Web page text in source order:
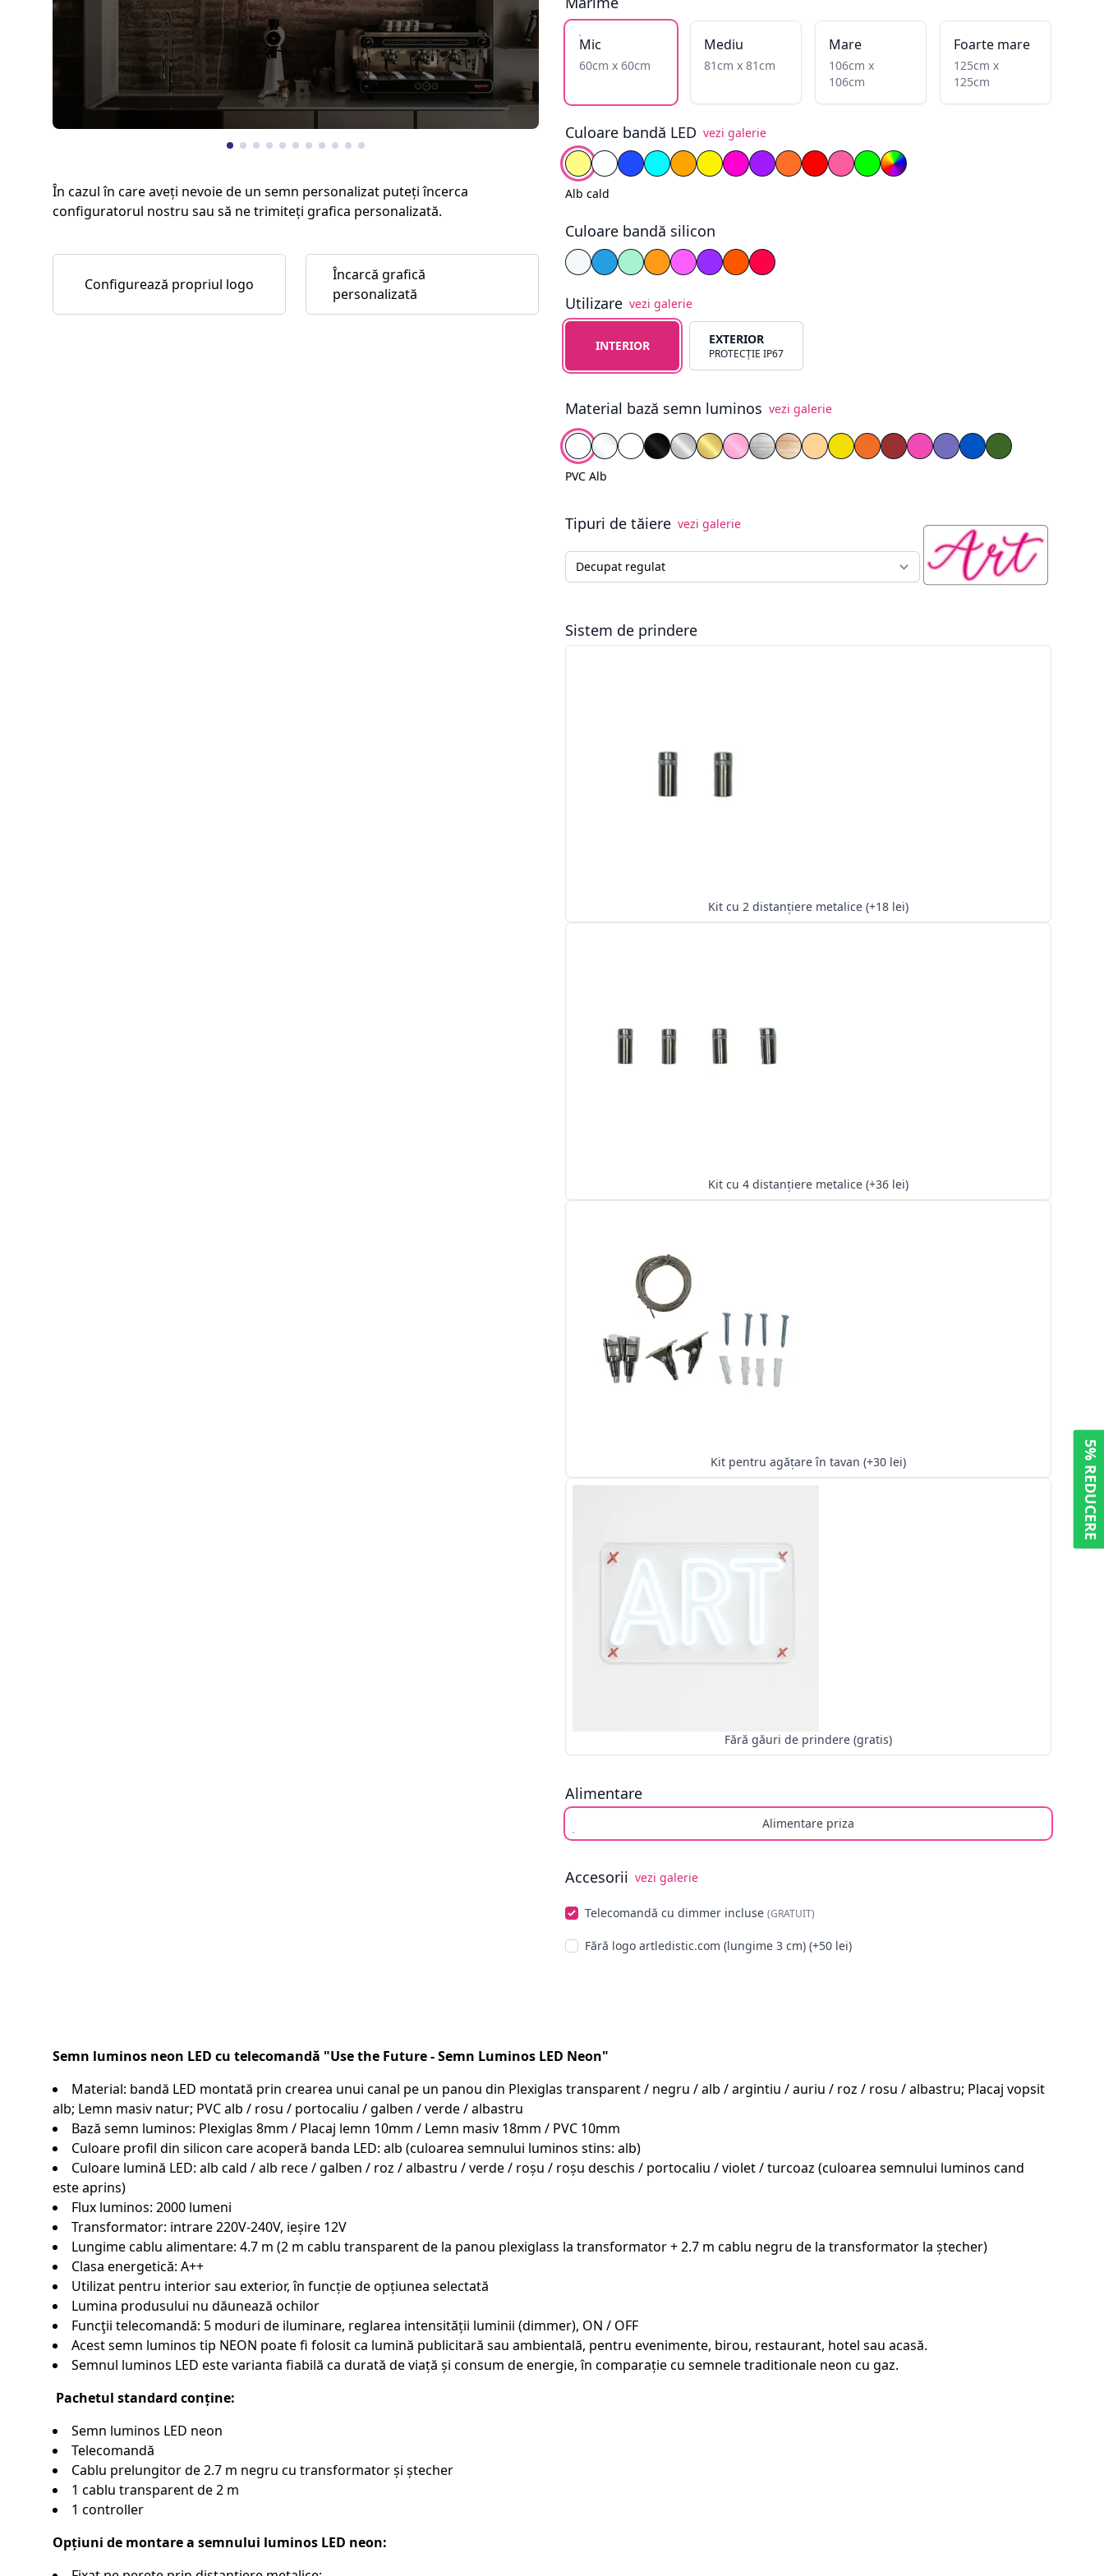
În cazul în care aveți nevoie de un semn personalizat puteți încerca
configuratorul nostru sau să ne trimiteți grafica personalizată.
Configurează propriul logo
Încarcă grafică
personalizată
Mic
60cm x 60cm
Mediu
81cm x 81cm
Mare
106cm x
106cm
Foarte mare
125cm x
125cm
Culoare bandă LED vezi galerie
Alege culoare
Alb caldAlb receAlbastru
Cyan Galben înflăcărat
Galben lemon
Magenta
Mov Portocaliu
Roșu Roz deschis
Verde
RGB
Alb cald
Culoare bandă silicon
Alege culoare silicon
Alb Albastru
Cyan GalbenMagenta
Mov Portocaliu
Roșu
Utilizare vezi galerie
Alege tipul de utilizare
INTERIOR EXTERIOR
PROTECȚIE IP67
Material bază semn luminos vezi galerie
Alege fundal
PVC AlbPlexiglas Transparent
Plexiglas Alb
Plexiglas Negru
Plexiglas Oglindă Argintiu
Plexiglas Oglindă Auriu
Plexiglas Oglindă Roz
Placaj Vopsit Alb
Lemn Natur
PVC Galben pal
PVC Galben
PVC Portocaliu
PVC RoșuPVC RozPVC MovPVC Albastru
PVC Verde
PVC Alb
Tipuri de tăiere vezi galerie
Tip tăiere semn luminos
Sistem de prindere
Kit cu 2 distanțiere metalice (+18 lei)
Kit cu 4 distanțiere metalice (+36 lei)
Kit pentru agățare în tavan (+30 lei)
Fără găuri de prindere (gratis)
Alimentare
Alimentare priza
Accesorii vezi galerie
Telecomandă cu dimmer incluse (GRATUIT)
Fără logo artledistic.com (lungime 3 cm) (+50 lei)
Semn luminos neon LED cu telecomandă "Use the Future - Semn Luminos LED Neon"
Material: bandă LED montată prin crearea unui canal pe un panou din Plexiglas transparent / negru / alb / argintiu / auriu / roz / rosu / albastru; Placaj vopsit
alb; Lemn masiv natur; PVC alb / rosu / portocaliu / galben / verde / albastru
Bază semn luminos: Plexiglas 8mm / Placaj lemn 10mm / Lemn masiv 18mm / PVC 10mm
Culoare profil din silicon care acoperă banda LED: alb (culoarea semnului luminos stins: alb)
Culoare lumină LED: alb cald / alb rece / galben / roz / albastru / verde / roșu / roșu deschis / portocaliu / violet / turcoaz (culoarea semnului luminos cand
este aprins)
Flux luminos: 2000 lumeni
Transformator: intrare 220V-240V, ieșire 12V
Lungime cablu alimentare: 4.7 m (2 m cablu transparent de la panou plexiglass la transformator + 2.7 m cablu negru de la transformator la ștecher)
Clasa energetică: A++
Utilizat pentru interior sau exterior, în funcție de opțiunea selectată
Lumina produsului nu dăunează ochilor
Funcţii telecomandă: 5 moduri de iluminare, reglarea intensității luminii (dimmer), ON / OFF
Acest semn luminos tip NEON poate fi folosit ca lumină publicitară sau ambientală, pentru evenimente, birou, restaurant, hotel sau acasă.
Semnul luminos LED este varianta fiabilă ca durată de viață și consum de energie, în comparație cu semnele traditionale neon cu gaz.
Pachetul standard conține:
Semn luminos LED neon
Telecomandă
Cablu prelungitor de 2.7 m negru cu transformator și ștecher
1 cablu transparent de 2 m
1 controller
Opțiuni de montare a semnului luminos LED neon:
5% REDUCERE